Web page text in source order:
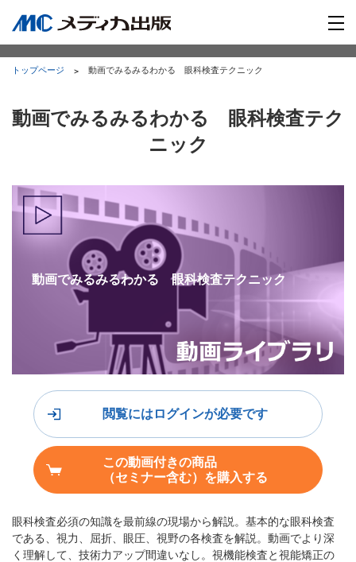
トップページ 動画でみるみるわかる 眼科検査テクニック
動画でみるみるわかる 眼科検査テク
ニック
動画でみるみるわかる 眼科検査テクニック
眼科検査必須の知識を最前線の現場から解説。基本的な眼科検査
である、視力、屈折、眼圧、視野の各検査を解説。動画でより深
く理解して、技術力アップ間違いなし。視機能検査と視能矯正の
閲覧にはログインが必要です
この動画付きの商品
（セミナー含む）を購入する